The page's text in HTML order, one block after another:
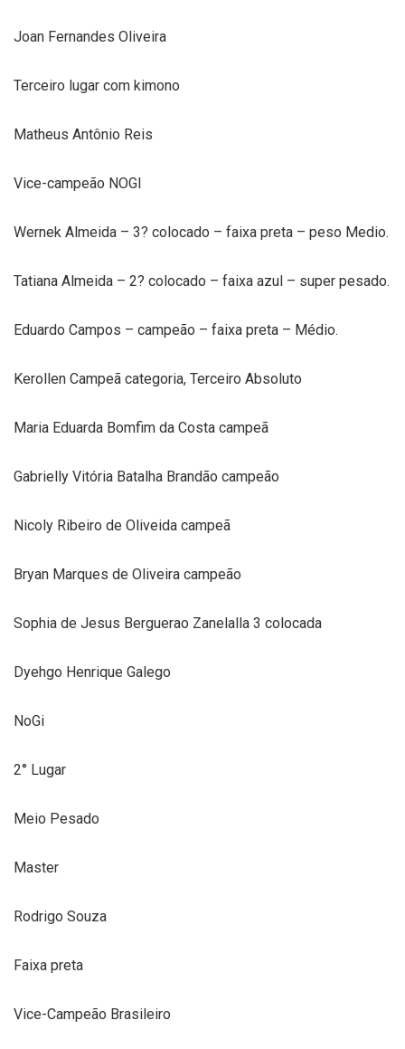
Joan Fernandes Oliveira
Terceiro lugar com kimono
Matheus Antônio Reis
Vice-campeão NOGI
Wernek Almeida – 3? colocado – faixa preta – peso Medio.
Tatiana Almeida – 2? colocado – faixa azul – super pesado.
Eduardo Campos – campeão – faixa preta – Médio.
Kerollen Campeã categoria, Terceiro Absoluto
Maria Eduarda Bomfim da Costa campeã
Gabrielly Vitória Batalha Brandão campeão
Nicoly Ribeiro de Oliveida campeã
Bryan Marques de Oliveira campeão
Sophia de Jesus Berguerao Zanelalla 3 colocada
Dyehgo Henrique Galego
NoGi
2° Lugar
Meio Pesado
Master
Rodrigo Souza
Faixa preta
Vice-Campeão Brasileiro